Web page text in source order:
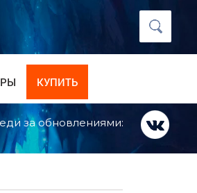
КУПИТЬ
за обновлениями: